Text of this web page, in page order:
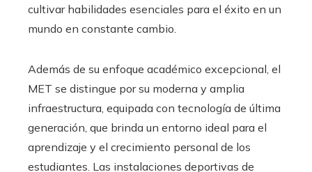
cultivar habilidades esenciales para el éxito en un
mundo en constante cambio.
Además de su enfoque académico excepcional, el
MET se distingue por su moderna y amplia
infraestructura, equipada con tecnología de última
generación, que brinda un entorno ideal para el
aprendizaje y el crecimiento personal de los
estudiantes. Las instalaciones deportivas de